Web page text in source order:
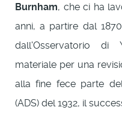
Burnham, che ci ha
anni, a partire dal
dall'Osservatorio di
materiale per una
alla fine fece parte
(ADS) del 1932, il